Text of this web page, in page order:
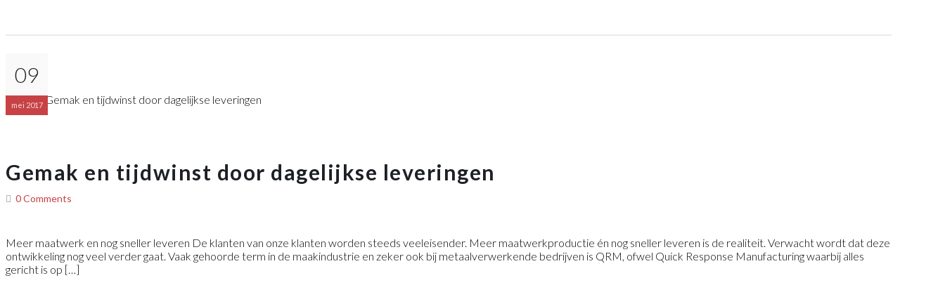
09
mei 2017
Gemak en tijdwinst door dagelijkse leveringen
0 Comments
Meer maatwerk en nog sneller leveren De klanten van onze klanten worden steeds veeleisender. Meer maatwerkproductie én nog sneller leveren is de realiteit. Verwacht wordt dat deze
ontwikkeling nog veel verder gaat. Vaak gehoorde term in de maakindustrie en zeker ook bij metaalverwerkende bedrijven is QRM, ofwel Quick Response Manufacturing waarbij alles
gericht is op […]